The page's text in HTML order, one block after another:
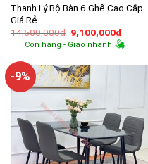
Thanh Lý Bộ Bàn 6 Ghế Cao Cấp
Giá Rẻ
14,500,000₫ Giá
gốc
là:
9,100,000₫Giá
hiện
tại
Còn hàng - Giao nhanh
-9%